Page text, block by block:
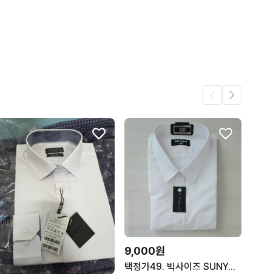
9,000원
택정가49. 빅사이즈 SUNYONG 기본 반팔 셔츠 화이트 정장셔츠 와이셔츠 드레스셔츠